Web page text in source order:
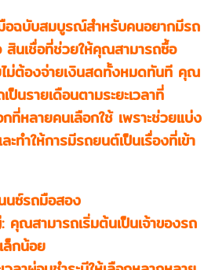
อฉบับสมบูรณ์สำหรับคนอยากมีรถ
นเชื่อที่ช่วยให้คุณสามารถซื้อ
ม่ต้องจ่ายเงินสดทั้งหมดทันที คุณ
ป็นรายเดือนตามระยะเวลาที่
ที่หลายคนเลือกใช้ เพราะช่วยแบ่ง
ะทำให้การมีรถยนต์เป็นเรื่องที่เข้า
นซ์รถมือสอง
คุณสามารถเริ่มต้นเป็นเจ้าของรถ
ล็กน้อย